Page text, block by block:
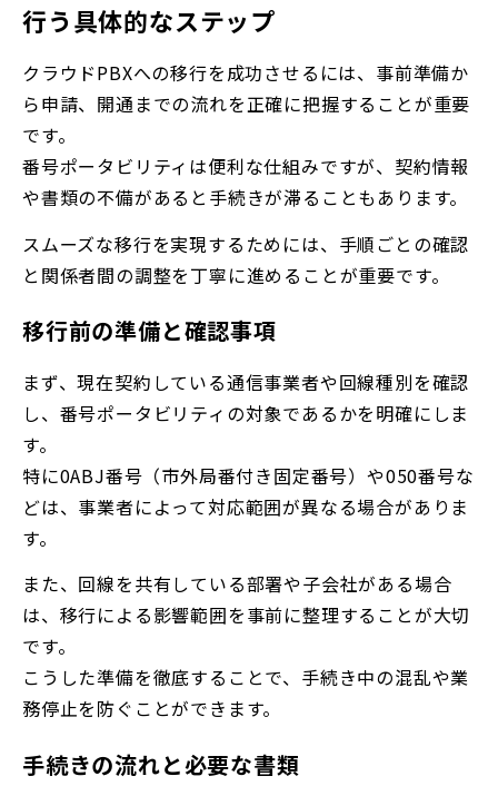
行う具体的なステップ
クラウドPBXへの移行を成功させるには、事前準備か
ら申請、開通までの流れを正確に把握することが重要
です。
番号ポータビリティは便利な仕組みですが、契約情報
や書類の不備があると手続きが滞ることもあります。
スムーズな移行を実現するためには、手順ごとの確認
と関係者間の調整を丁寧に進めることが重要です。
移行前の準備と確認事項
まず、現在契約している通信事業者や回線種別を確認
し、番号ポータビリティの対象であるかを明確にしま
す。
特に0ABJ番号（市外局番付き固定番号）や050番号な
どは、事業者によって対応範囲が異なる場合がありま
す。
また、回線を共有している部署や子会社がある場合
は、移行による影響範囲を事前に整理することが大切
です。
こうした準備を徹底することで、手続き中の混乱や業
務停止を防ぐことができます。
手続きの流れと必要な書類